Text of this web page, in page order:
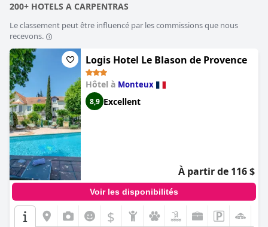
200+ HOTELS A CARPENTRAS
Le classement peut être influencé par les commissions que nous
recevons.
Logis Hotel Le Blason de Provence
Hôtel à Monteux
8,9 Excellent
À partir de 116 $
Voir les disponibilités
$